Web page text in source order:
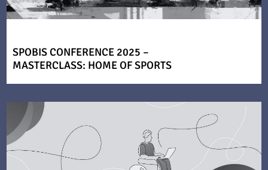
SPOBIS CONFERENCE 2025 –
MASTERCLASS: HOME OF SPORTS